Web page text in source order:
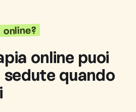
online puoi
sedute quando